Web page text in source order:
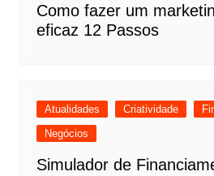
Como fazer um
eficaz 12 Passos
Atualidades Criatividade
Negócios
Simulador de